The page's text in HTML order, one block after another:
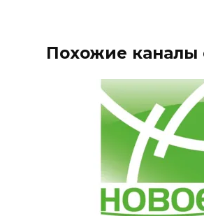
Похожие каналы